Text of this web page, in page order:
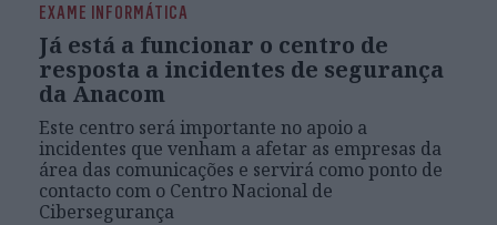
EXAME INFORMÁTICA
Já está a funcionar o centro de
resposta a incidentes de segurança
da Anacom
Este centro será importante no apoio a
incidentes que venham a afetar as empresas da
área das comunicações e servirá como ponto de
contacto com o Centro Nacional de
Cibersegurança